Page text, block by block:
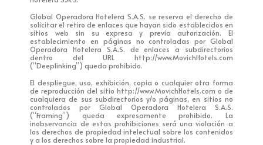
Global Operadora Hotelera S.A.S. se reserva el derecho de
solicitar el retiro de enlaces que hayan sido establecidos en
sitios web sin su expresa y previa autorización. El
establecimiento en páginas no controladas por Global
Operadora Hotelera S.A.S. de enlaces a subdirectorios
dentro del URL http://www.MovichHotels.com
(“Deeplinking”) queda prohibido.
El despliegue, uso, exhibición, copia o cualquier otra forma
de reproducción del sitio http://www.MovichHotels.com o de
cualquiera de sus subdirectorios y/o páginas, en sitios no
controlados por Global Operadora Hotelera S.A.S.
(“Framing”) queda expresamente prohibido. La
inobservancia de estas prohibiciones será una violación a
los derechos de propiedad intelectual sobre los contenidos
y a los derechos sobre la propiedad industrial.